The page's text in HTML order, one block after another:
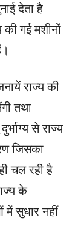
देता है
की गई मशीनों
राज्य की
तथा
से राज्य
जिसका
चल रही है
के
में सुधार नहीं